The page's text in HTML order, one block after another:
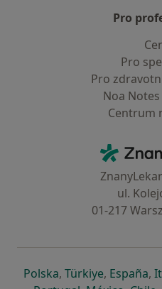
Pro
Pro
Pro
Noa Notes
Centrum
ul.
01-217
Polskase otevře v nové
, Türkiyese otevře
, España,